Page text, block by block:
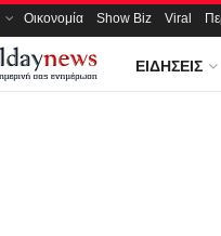
Οικονομία Show Biz Viral
ΕΙΔΉΣΕΙΣ